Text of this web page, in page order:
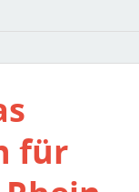
für